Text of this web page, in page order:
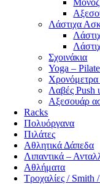
Λάστιχα
Σχοινάκια
Yoga –
Λαβές Push
Αξεσουάρ
Racks
Πολυόργανα
Πιλάτες
Αθλητικά Δάπεδα
Λιπαντικά –
Αθλήματα
Τροχαλίες / Smith